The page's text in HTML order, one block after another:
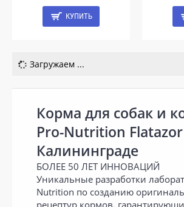
КУПИТЬ
Загружаем ...
Корма для собак и
Pro-Nutrition
Калининграде
БОЛЕЕ 50 ЛЕТ ИННОВАЦИЙ
Уникальные разработки
Nutrition по созданию